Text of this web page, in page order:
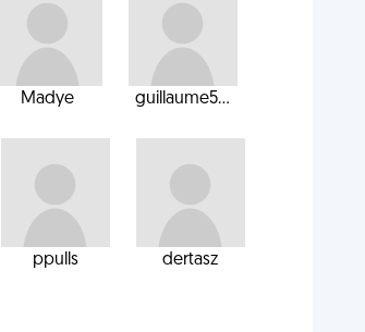
Madye guillaume5...
ppulls dertasz